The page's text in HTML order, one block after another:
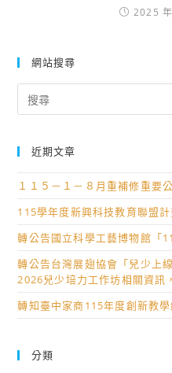
2025
網站搜尋
for:
近期文章
１１５－１－８月重補修重要
115學年度新興科技教育聯盟
轉公告國立科學工藝博物館「
轉公告台灣展翅協會「兒少上
2026兒少培力工作坊相關資訊
轉知臺中家商115年度創新教
分類